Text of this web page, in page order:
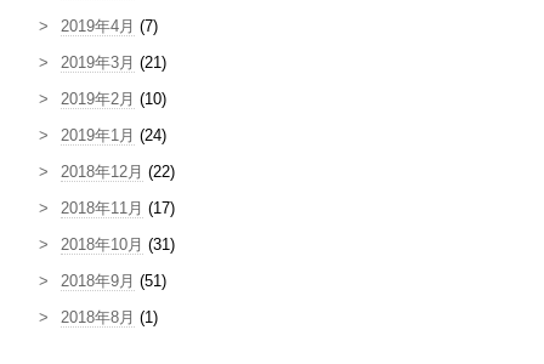
2019年4月 (7)
2019年3月 (21)
2019年2月 (10)
2019年1月 (24)
2018年12月 (22)
2018年11月 (17)
2018年10月 (31)
2018年9月 (51)
2018年8月 (1)